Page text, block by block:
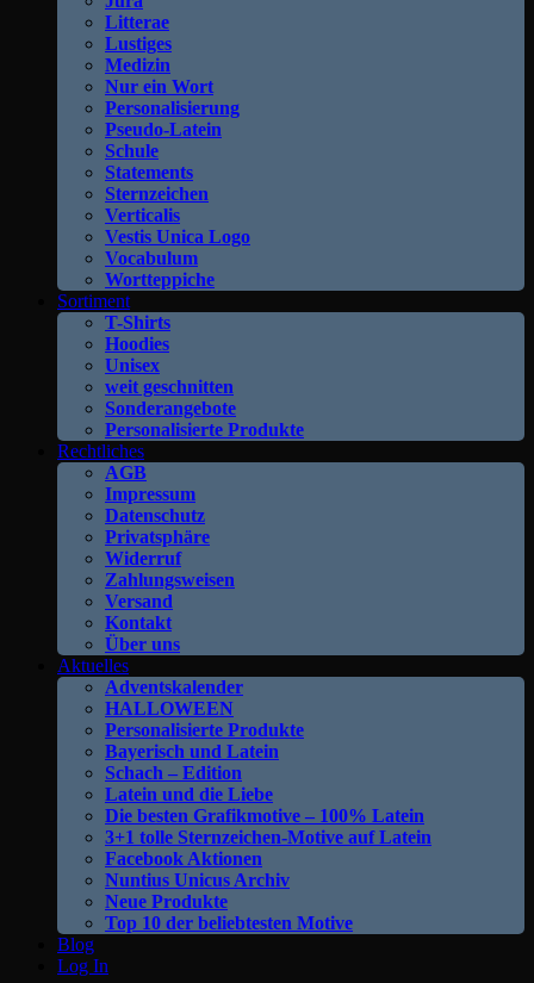
Litterae
Lustiges
Medizin
Nur ein Wort
Personalisierung
Pseudo-Latein
Schule
Statements
Sternzeichen
Verticalis
Vestis Unica Logo
Vocabulum
Wortteppiche
Sortiment
T-Shirts
Hoodies
Unisex
weit geschnitten
Sonderangebote
Personalisierte Produkte
Rechtliches
AGB
Impressum
Datenschutz
Privatsphäre
Widerruf
Zahlungsweisen
Versand
Kontakt
Über uns
Aktuelles
Adventskalender
HALLOWEEN
Personalisierte Produkte
Bayerisch und Latein
Schach – Edition
Latein und die Liebe
Die besten Grafikmotive – 100% Latein
3+1 tolle Sternzeichen-Motive auf Latein
Facebook Aktionen
Nuntius Unicus Archiv
Neue Produkte
Top 10 der beliebtesten Motive
Blog
Log In